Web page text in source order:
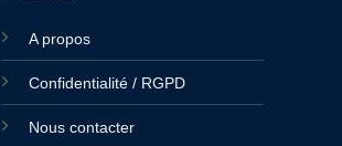
A propos
Confidentialité / RGPD
Nous contacter